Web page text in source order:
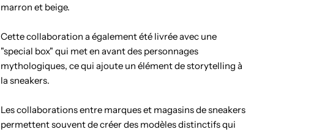
marron et beige.
Cette collaboration a également été livrée avec une
"special box" qui met en avant des personnages
mythologiques, ce qui ajoute un élément de storytelling à
la sneakers.
Les collaborations entre marques et magasins de sneakers
permettent souvent de créer des modèles distinctifs qui